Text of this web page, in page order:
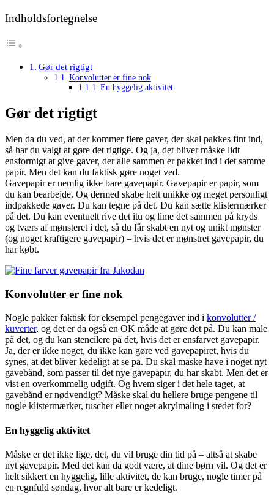
Indholdsfortegnelse
Gør det rigtigt
Konvolutter er fine nok
En hyggelig aktivitet
Gør det rigtigt
Men da du ved, at der kommer flere gaver, der skal pakkes fint ind,
så har du valgt at gøre det rigtige. Og ja, det bliver måske lidt
ensformigt at give gaver, der alle sammen er pakket ind i det samme
papir. Men det kan du faktisk gøre noget ved.
Gavepapir er nemlig ikke bare gavepapir. Gavepapir er papir, som
du kan bearbejde. Og dermed skabe helt unikke og meget personligt
indpakkede gaver. Du kan tegne på det. Du kan sætte klistermærker
på det. Du kan eventuelt rive det itu og lime det sammen på kryds
og tværs af mønsteret i det, så du får skabt en nyt og unikt mønster
(og noget kraftigere gavepapir) – hvis det er mønstret gavepapir, du
har købt.
Konvolutter er fine nok
Nogle pakker faktisk for eksempel pengegaver ind i konvolutter /
kuverter, og det er da også en OK måde at gøre det på. Du kan male
på det, og du kan stencilere på det, hvis det er ensfarvet gavepapir.
Ja, der er ikke noget, du ikke kan gøre ved gavepapiret, hvis du
synes, at det bliver kedeligt at se på. Du skal måske have i noget nyt
gavebånd, som passer til det nye gavepapir, du har skabt. Men det er
vist en overkommelig udgift. Og hvem siger i det hele taget, at
gavebånd er nødvendigt? Måske skal du hellere bruge pengene til
nogle klistermærker, tuscher eller noget akrylmaling i stedet for?
En hyggelig aktivitet
Måske er det ikke lige, det, du vil bruge din tid på – altså at skabe
nyt gavepapir. Med det kan da godt være, at dine børn vil. Og det er
helt sikkert en hyggelig, lille aktivitet, de kan bruge, nogle timer på
en regnfuld søndag, hvor alt bare er kedeligt.